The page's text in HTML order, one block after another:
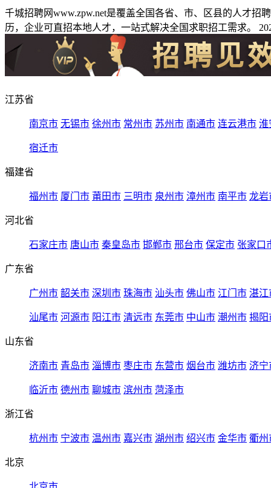
千城招聘网www.zpw.net是覆盖全国各省、市、区县的人才
历，企业可直招本地人才，一站式解决全国求职招工需求。
江苏省
南京市 无锡市 徐州市 常州市 苏州市 南通市 连云港市 淮
宿迁市
福建省
福州市 厦门市 莆田市 三明市 泉州市 漳州市 南平市 龙岩
河北省
石家庄市 唐山市 秦皇岛市 邯郸市 邢台市 保定市 张家口
广东省
广州市 韶关市 深圳市 珠海市 汕头市 佛山市 江门市 湛江
汕尾市 河源市 阳江市 清远市 东莞市 中山市 潮州市 揭阳
山东省
济南市 青岛市 淄博市 枣庄市 东营市 烟台市 潍坊市 济宁
临沂市 德州市 聊城市 滨州市 菏泽市
浙江省
杭州市 宁波市 温州市 嘉兴市 湖州市 绍兴市 金华市 衢州
北京